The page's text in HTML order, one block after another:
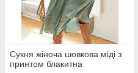
Сукня жіноча шовкова міді з
принтом блакитна